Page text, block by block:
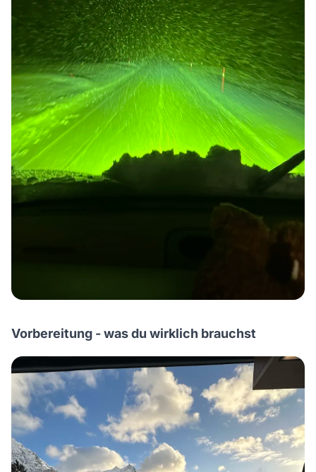
Vorbereitung - was du wirklich brauchst